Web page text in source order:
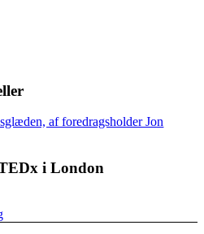
i London